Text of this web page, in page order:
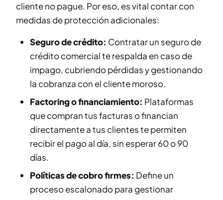
cliente no pague. Por eso, es vital contar con
medidas de protección adicionales:
Seguro de crédito: Contratar un seguro de
crédito comercial te respalda en caso de
impago, cubriendo pérdidas y gestionando
la cobranza con el cliente moroso.
Factoring o financiamiento: Plataformas
que compran tus facturas o financian
directamente a tus clientes te permiten
recibir el pago al día, sin esperar 60 o 90
días.
Políticas de cobro firmes: Define un
proceso escalonado para gestionar